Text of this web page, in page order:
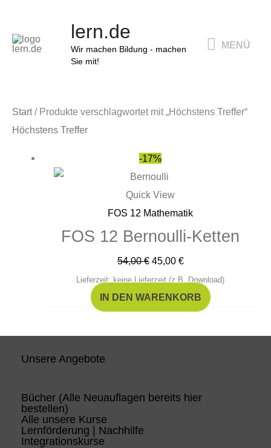
springen
lern.de
Wir machen Bildung - machen
Sie mit!
MENÜ
Start/ Produkte verschlagwortet mit „Höchstens Treffer“
Höchstens Treffer
-17%
Quick View
FOS 12 Mathematik
FOS 12 Bernoulli-Ketten
54,00€
Ursprünglicher
Preis
war:
54,00 €
45,00 €
45,00 €.
Lieferzeit: keine Lieferzeit (z.B. Download)
IN DEN WARENKORB
Unsere Angebote
Bücher (Alle Neuauflagen bereits hier
bestellen)
Alle unsere Kurse
Lernförderung | Nachhilfe
Integrationskurse